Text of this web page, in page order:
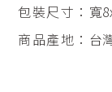
包裝尺寸： 寬
商品產地： 台